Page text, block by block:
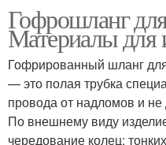
Гофрошланг
Материалы для
Гофрированный шланг
— это полая трубка
провода от надломов и
По внешнему виду
чередование колец: